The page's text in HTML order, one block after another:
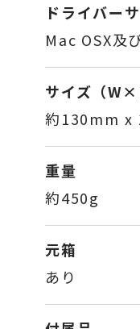
ドライバー
Mac OSX及
サイズ（
約130mm x
重量
約450g
元箱
あり